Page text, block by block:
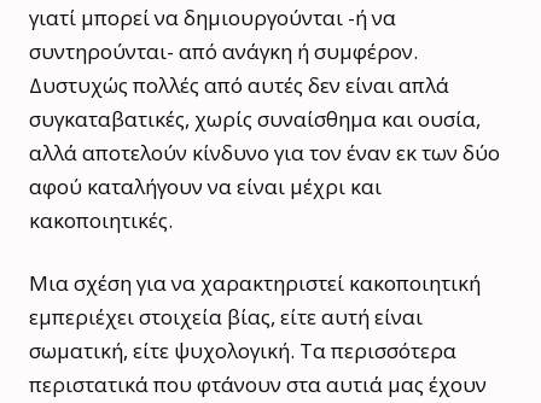
γιατί μπορεί να δημιουργούνται -ή να
συντηρούνται- από ανάγκη ή συμφέρον.
Δυστυχώς πολλές από αυτές δεν είναι απλά
συγκαταβατικές, χωρίς συναίσθημα και ουσία,
αλλά αποτελούν κίνδυνο για τον έναν εκ των δύο
αφού καταλήγουν να είναι μέχρι και
κακοποιητικές.
Μια σχέση για να χαρακτηριστεί κακοποιητική
εμπεριέχει στοιχεία βίας, είτε αυτή είναι
σωματική, είτε ψυχολογική. Τα περισσότερα
περιστατικά που φτάνουν στα αυτιά μας έχουν